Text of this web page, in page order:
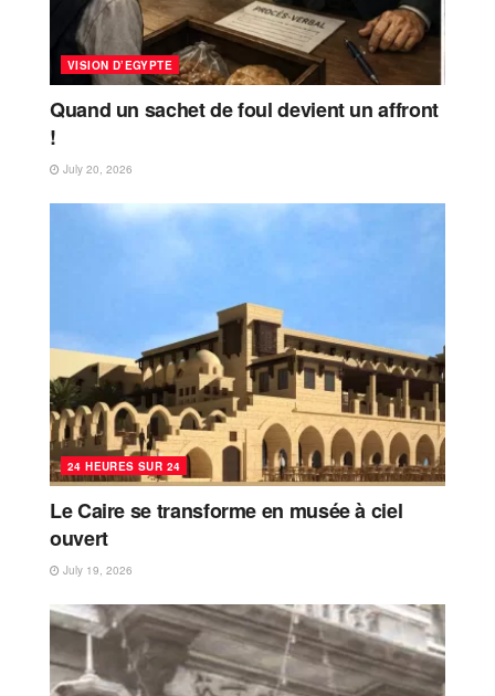
VISION D’EGYPTE
Quand un sachet de foul devient un affront
!
July 20, 2026
24 HEURES SUR 24
Le Caire se transforme en musée à ciel
ouvert
July 19, 2026